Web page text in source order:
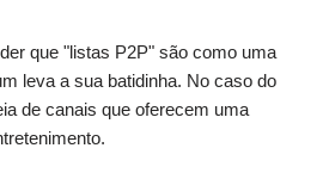
que "listas P2P" são como uma
leva a sua batidinha. No caso do
de canais que oferecem uma